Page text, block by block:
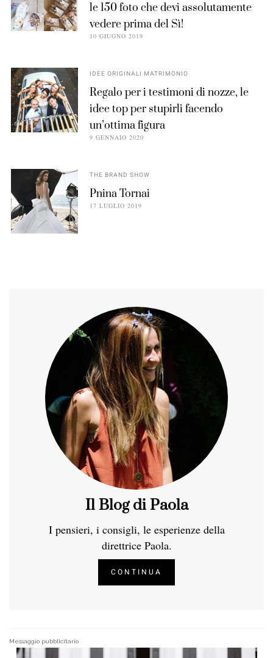
le 150 foto che devi assolutamente
vedere prima del Sì!
10 GIUGNO 2019
IDEE ORIGINALI MATRIMONIO
Regalo per i testimoni di nozze, le
idee top per stupirli facendo
un’ottima figura
9 GENNAIO 2020
THE BRAND SHOW
Pnina Tornai
17 LUGLIO 2019
Il Blog di Paola
I pensieri, i consigli, le esperienze della
direttrice Paola.
CONTINUA
Messaggio pubblicitario